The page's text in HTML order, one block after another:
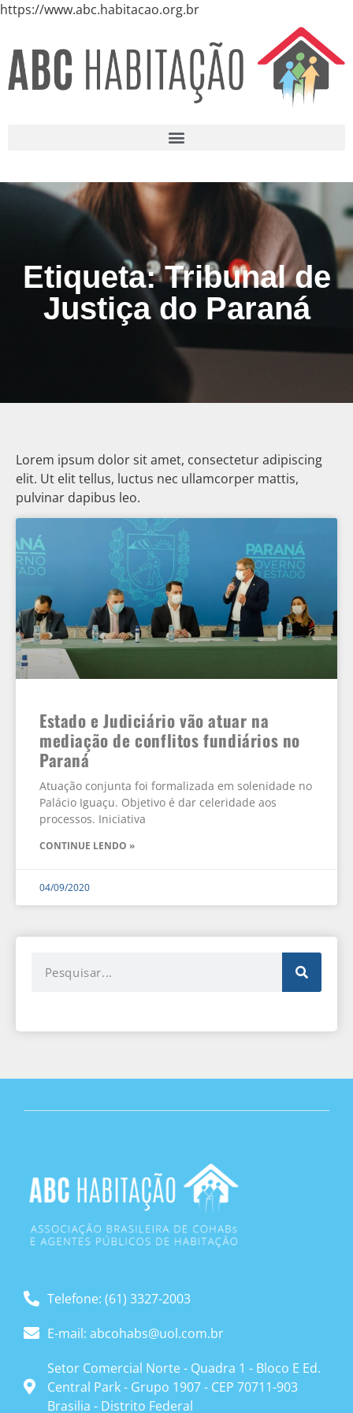
https://www.abc.habitacao.org.br
Etiqueta: Tribunal de
Justiça do Paraná
Lorem ipsum dolor sit amet, consectetur adipiscing
elit. Ut elit tellus, luctus nec ullamcorper mattis,
pulvinar dapibus leo.
Estado e Judiciário vão atuar na
mediação de conflitos fundiários no
Paraná
Atuação conjunta foi formalizada em solenidade no
Palácio Iguaçu. Objetivo é dar celeridade aos
processos. Iniciativa
CONTINUE LENDO »
04/09/2020
Telefone: (61) 3327-2003
E-mail: abcohabs@uol.com.br
Setor Comercial Norte - Quadra 1 - Bloco E Ed.
Central Park - Grupo 1907 - CEP 70711-903
Brasilia - Distrito Federal